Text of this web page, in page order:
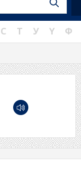
С Т У Ү Ф